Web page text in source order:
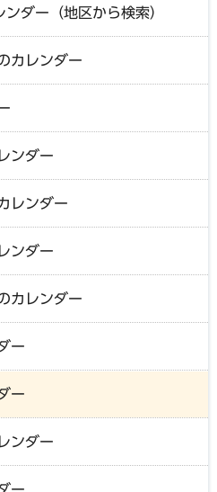
ダー（地区から検索）
カレンダー
ンダー
レンダー
ンダー
カレンダー
ー
ー
ンダー
ー